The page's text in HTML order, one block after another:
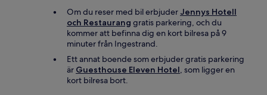
Om du reser med bil erbjuder Jennys Hotell
och Restaurang gratis parkering, och du
kommer att befinna dig en kort bilresa på 9
minuter från Ingestrand.
Ett annat boende som erbjuder gratis parkering
är Guesthouse Eleven Hotel, som ligger en
kort bilresa bort.